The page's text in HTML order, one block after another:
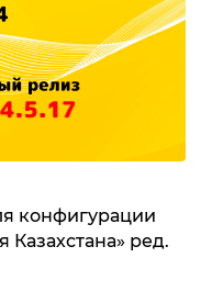
конфигурации
Казахстана» ред.